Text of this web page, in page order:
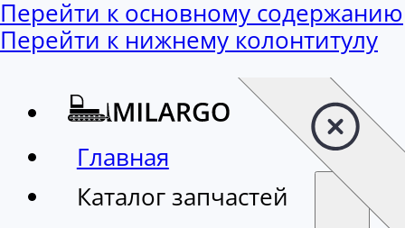
Перейти к основному содержанию
Перейти к нижнему колонтитулу
Главная
Каталог запчастей